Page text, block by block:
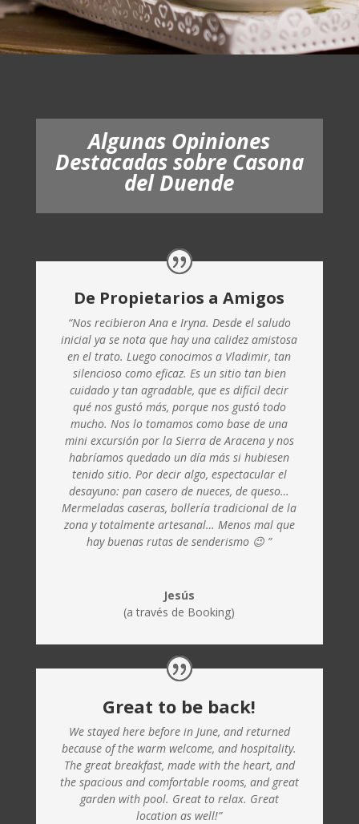
Algunas Opiniones
Destacadas sobre Casona
del Duende
De Propietarios a Amigos
“Nos recibieron Ana e Iryna. Desde el saludo
inicial ya se nota que hay una calidez amistosa
en el trato. Luego conocimos a Vladimir, tan
silencioso como eficaz. Es un sitio tan bien
cuidado y tan agradable, que es difícil decir
qué nos gustó más, porque nos gustó todo
mucho. Nos lo tomamos como base de una
mini excursión por la Sierra de Aracena y nos
habríamos quedado un día más si hubiesen
tenido sitio. Por decir algo, espectacular el
desayuno: pan casero de nueces, de queso…
Mermeladas caseras, bollería tradicional de la
zona y totalmente artesanal… Menos mal que
hay buenas rutas de senderismo 😉 ”
Jesús
(a través de Booking)
Great to be back!
We stayed here before in June, and returned
because of the warm welcome, and hospitality.
The great breakfast, made with the heart, and
the spacious and comfortable rooms, and great
garden with pool. Great to relax. Great
location as well!”